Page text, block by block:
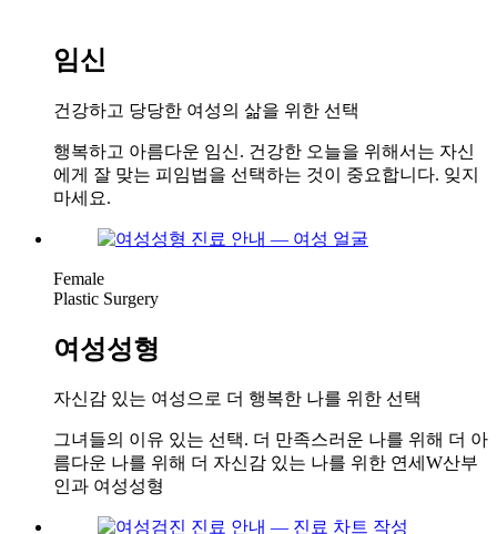
임신
건강하고 당당한 여성의 삶을 위한 선택
행복하고 아름다운 임신. 건강한 오늘을 위해서는 자신
에게 잘 맞는 피임법을 선택하는 것이 중요합니다. 잊지
마세요.
Female
Plastic Surgery
여성성형
자신감 있는 여성으로 더 행복한 나를 위한 선택
그녀들의 이유 있는 선택. 더 만족스러운 나를 위해 더 아
름다운 나를 위해 더 자신감 있는 나를 위한 연세W산부
인과 여성성형